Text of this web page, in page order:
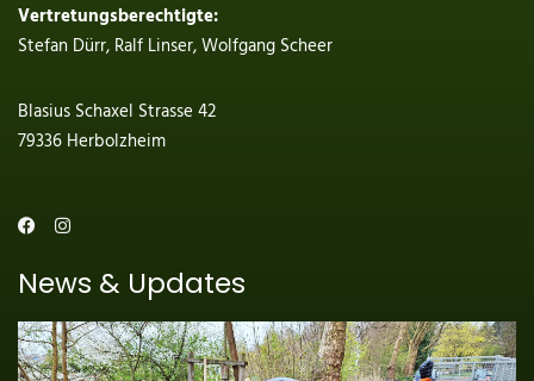
Vertretungsberechtigte:
Stefan Dürr, Ralf Linser, Wolfgang Scheer
Blasius Schaxel Strasse 42
79336 Herbolzheim
News & Updates